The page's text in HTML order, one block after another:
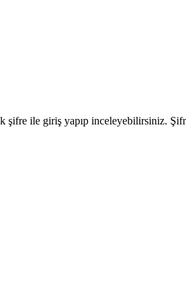
şifre ile giriş yapıp inceleyebilirsiniz.